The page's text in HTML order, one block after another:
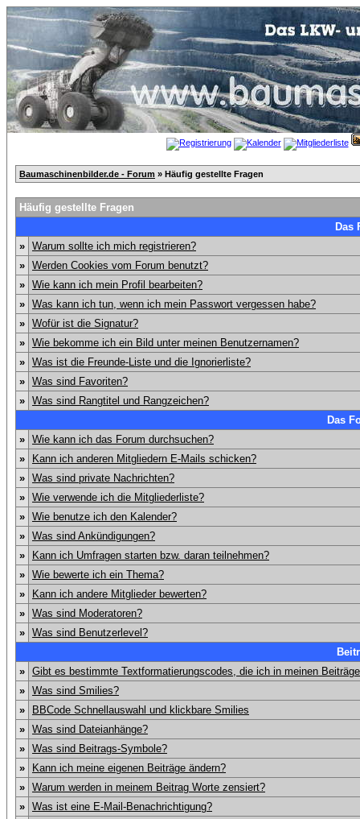
Baumaschinenbilder.de - Forum » Häufig gestellte Fragen
Häufig gestellte Fragen
Das
» Warum sollte ich mich registrieren?
» Werden Cookies vom Forum benutzt?
» Wie kann ich mein Profil bearbeiten?
» Was kann ich tun, wenn ich mein Passwort vergessen habe?
» Wofür ist die Signatur?
» Wie bekomme ich ein Bild unter meinen Benutzernamen?
» Was ist die Freunde-Liste und die Ignorierliste?
» Was sind Favoriten?
» Was sind Rangtitel und Rangzeichen?
Das
» Wie kann ich das Forum durchsuchen?
»
Kann ich anderen Mitgliedern E-Mails schicken?
» Was sind private Nachrichten?
» Wie verwende ich die Mitgliederliste?
» Wie benutze ich den Kalender?
» Was sind Ankündigungen?
»
Kann ich Umfragen starten bzw. daran teilnehmen?
» Wie bewerte ich ein Thema?
»
Kann ich andere Mitglieder bewerten?
» Was sind Moderatoren?
» Was sind Benutzerlevel?
» Gibt es bestimmte Textformatierungscodes, die ich in meinen
» Was sind Smilies?
»
BBCode Schnellauswahl und klickbare Smilies
» Was sind Dateianhänge?
» Was sind Beitrags-Symbole?
»
Kann ich meine eigenen Beiträge ändern?
» Warum werden in meinem Beitrag Worte zensiert?
» Was ist eine E-Mail-Benachrichtigung?